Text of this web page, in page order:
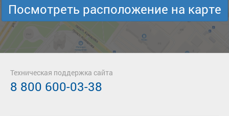
Посмотреть расположение на карте
Техническая поддержка сайта
8 800 600-03-38